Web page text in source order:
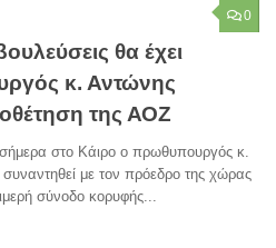
0
θα έχει
κ. Αντώνης
της ΑΟΖ
σήμερα στο Κάιρο ο πρωθυπουργός κ.
με τον πρόεδρο της χώρας
σύνοδο κορυφής...